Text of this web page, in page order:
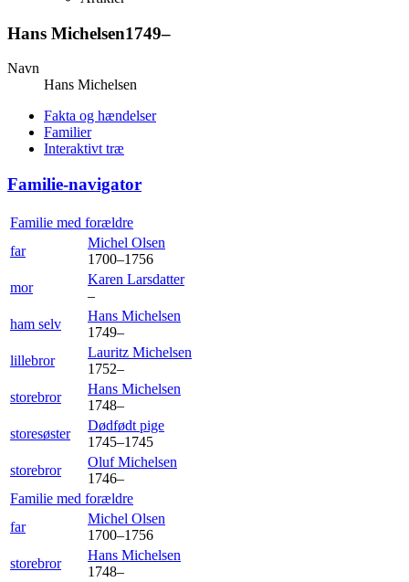
Hans Michelsen1749–
Navn
Hans Michelsen
Fakta og hændelser
Familier
Interaktivt træ
Familie-navigator
Familie med forældre
far
Michel Olsen
1700–1756
mor
Karen Larsdatter
–
ham selv
Hans Michelsen
1749–
lillebror
Lauritz Michelsen
1752–
storebror
Hans Michelsen
1748–
storesøster
Dødfødt pige
1745–1745
storebror
OlufMichelsen
1746–
Familie med forældre
far
Michel Olsen
1700–1756
storebror
Hans Michelsen
1748–